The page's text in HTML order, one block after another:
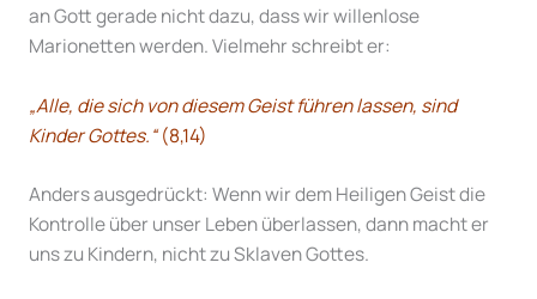
an Gott gerade nicht dazu, dass wir willenlose
Marionetten werden. Vielmehr schreibt er:
„Alle, die sich von diesem Geist führen lassen, sind
Kinder Gottes.“ (8,14)
Anders ausgedrückt: Wenn wir dem Heiligen Geist die
Kontrolle über unser Leben überlassen, dann macht er
uns zu Kindern, nicht zu Sklaven Gottes.